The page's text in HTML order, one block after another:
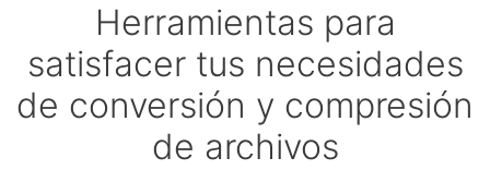
Herramientas para
satisfacer tus necesidades
de conversión y compresión
de archivos